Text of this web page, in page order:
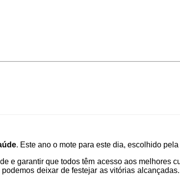
. Este ano o mote para este dia, escolhido
e garantir que todos têm acesso aos melhores
deixar de festejar as vitórias